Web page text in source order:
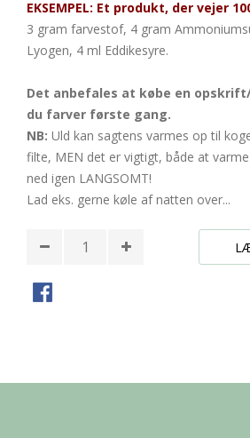
EKSEMPEL: Et produkt, der vejer
3 gram farvestof, 4 gram
Lyogen, 4 ml Eddikesyre.
Det anbefales at købe en
du farver første gang.
NB: Uld kan sagtens varmes op til
filte, MEN det er vigtigt, både at
ned igen LANGSOMT!
Lad eks. gerne køle af natten over...